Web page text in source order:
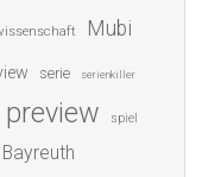
Mubi
serie serienkiller
spiel
Bayreuth